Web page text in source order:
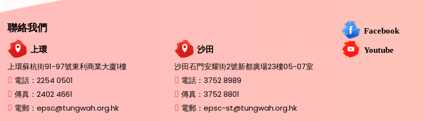
聯絡我們
上環
上環蘇杭街91-97號東利商業大廈1樓
電話： 2254 0501
傳真： 2402 4661
電郵： epsc@tungwah.org.hk
沙田
沙田石門安耀街2號新都廣場23樓05-07室
電話： 3752 8989
傳真： 3752 8801
電郵： epsc-st@tungwah.org.hk
Facebook
Youtube